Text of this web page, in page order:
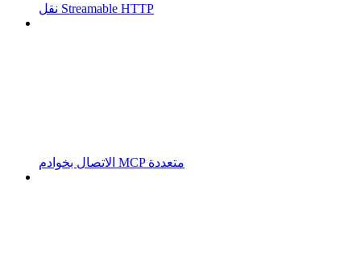
نقل Streamable HTTP
الاتصال بخوادم MCP متعددة